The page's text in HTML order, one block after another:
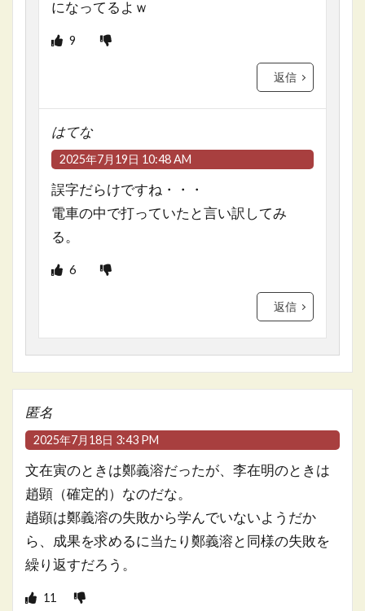
になってるよｗ
9
返信
はてな
2025年7月19日 10:48 AM
誤字だらけですね・・・
電車の中で打っていたと言い訳してみ
る。
6
返信
匿名
2025年7月18日 3:43 PM
文在寅のときは鄭義溶だったが、李在明のときは
趙顕（確定的）なのだな。
趙顕は鄭義溶の失敗から学んでいないようだか
ら、成果を求めるに当たり鄭義溶と同様の失敗を
繰り返すだろう。
11